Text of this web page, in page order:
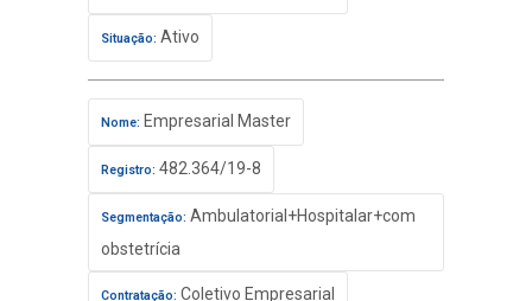
Situação: Ativo
Nome: Empresarial Master
Registro: 482.364/19-8
Segmentação: Ambulatorial+Hospitalar+com
obstetrícia
Contratação: Coletivo Empresarial